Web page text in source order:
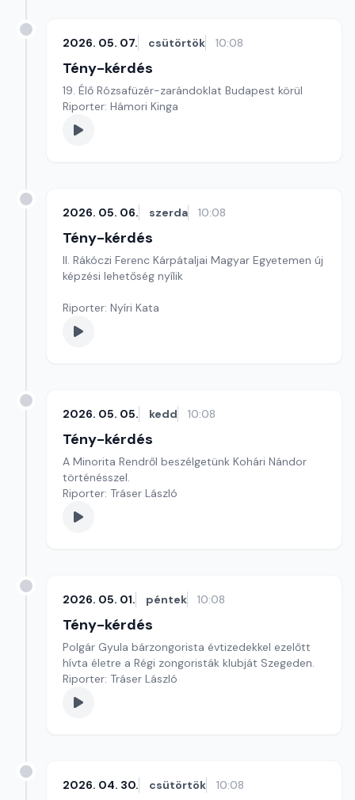
2026. 05. 07. csütörtök 10:08
Tény-kérdés
19. Élő Rózsafüzér-zarándoklat Budapest körül
Riporter: Hámori Kinga
2026. 05. 06. szerda 10:08
Tény-kérdés
II. Rákóczi Ferenc Kárpátaljai Magyar Egyetemen új
képzési lehetőség nyílik
Riporter: Nyíri Kata
2026. 05. 05. kedd 10:08
Tény-kérdés
A Minorita Rendről beszélgetünk Kohári Nándor
történésszel.
Riporter: Tráser László
2026. 05. 01. péntek 10:08
Tény-kérdés
Polgár Gyula bárzongorista évtizedekkel ezelőtt
hívta életre a Régi zongoristák klubját Szegeden.
Riporter: Tráser László
2026. 04. 30. csütörtök 10:08